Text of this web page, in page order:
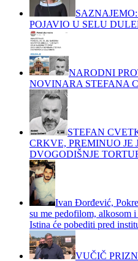
POJAVIO U SELU
NARODNI
NOVINARA STEFANA
STEFAN
CRKVE, PREMINUO JE
DVOGODIŠNJE
Ivan Đorđević,
su me pedofilom, alkosom
Istina će pobediti pred
VUČIČ